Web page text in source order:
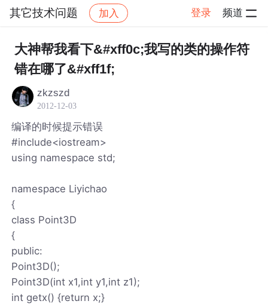
其它技术问题 加入 登录 频道
社区 其它技术问题 帖子详情
大神帮我看下&#xff0c;我写的类的操作符
错在哪了&#xff1f;
zkzszd
2012-12-03
编译的时候提示错误
#include<iostream>
using namespace std;
namespace Liyichao
{
class Point3D
{
public:
Point3D();
Point3D(int x1,int y1,int z1);
int getx() {return x;}